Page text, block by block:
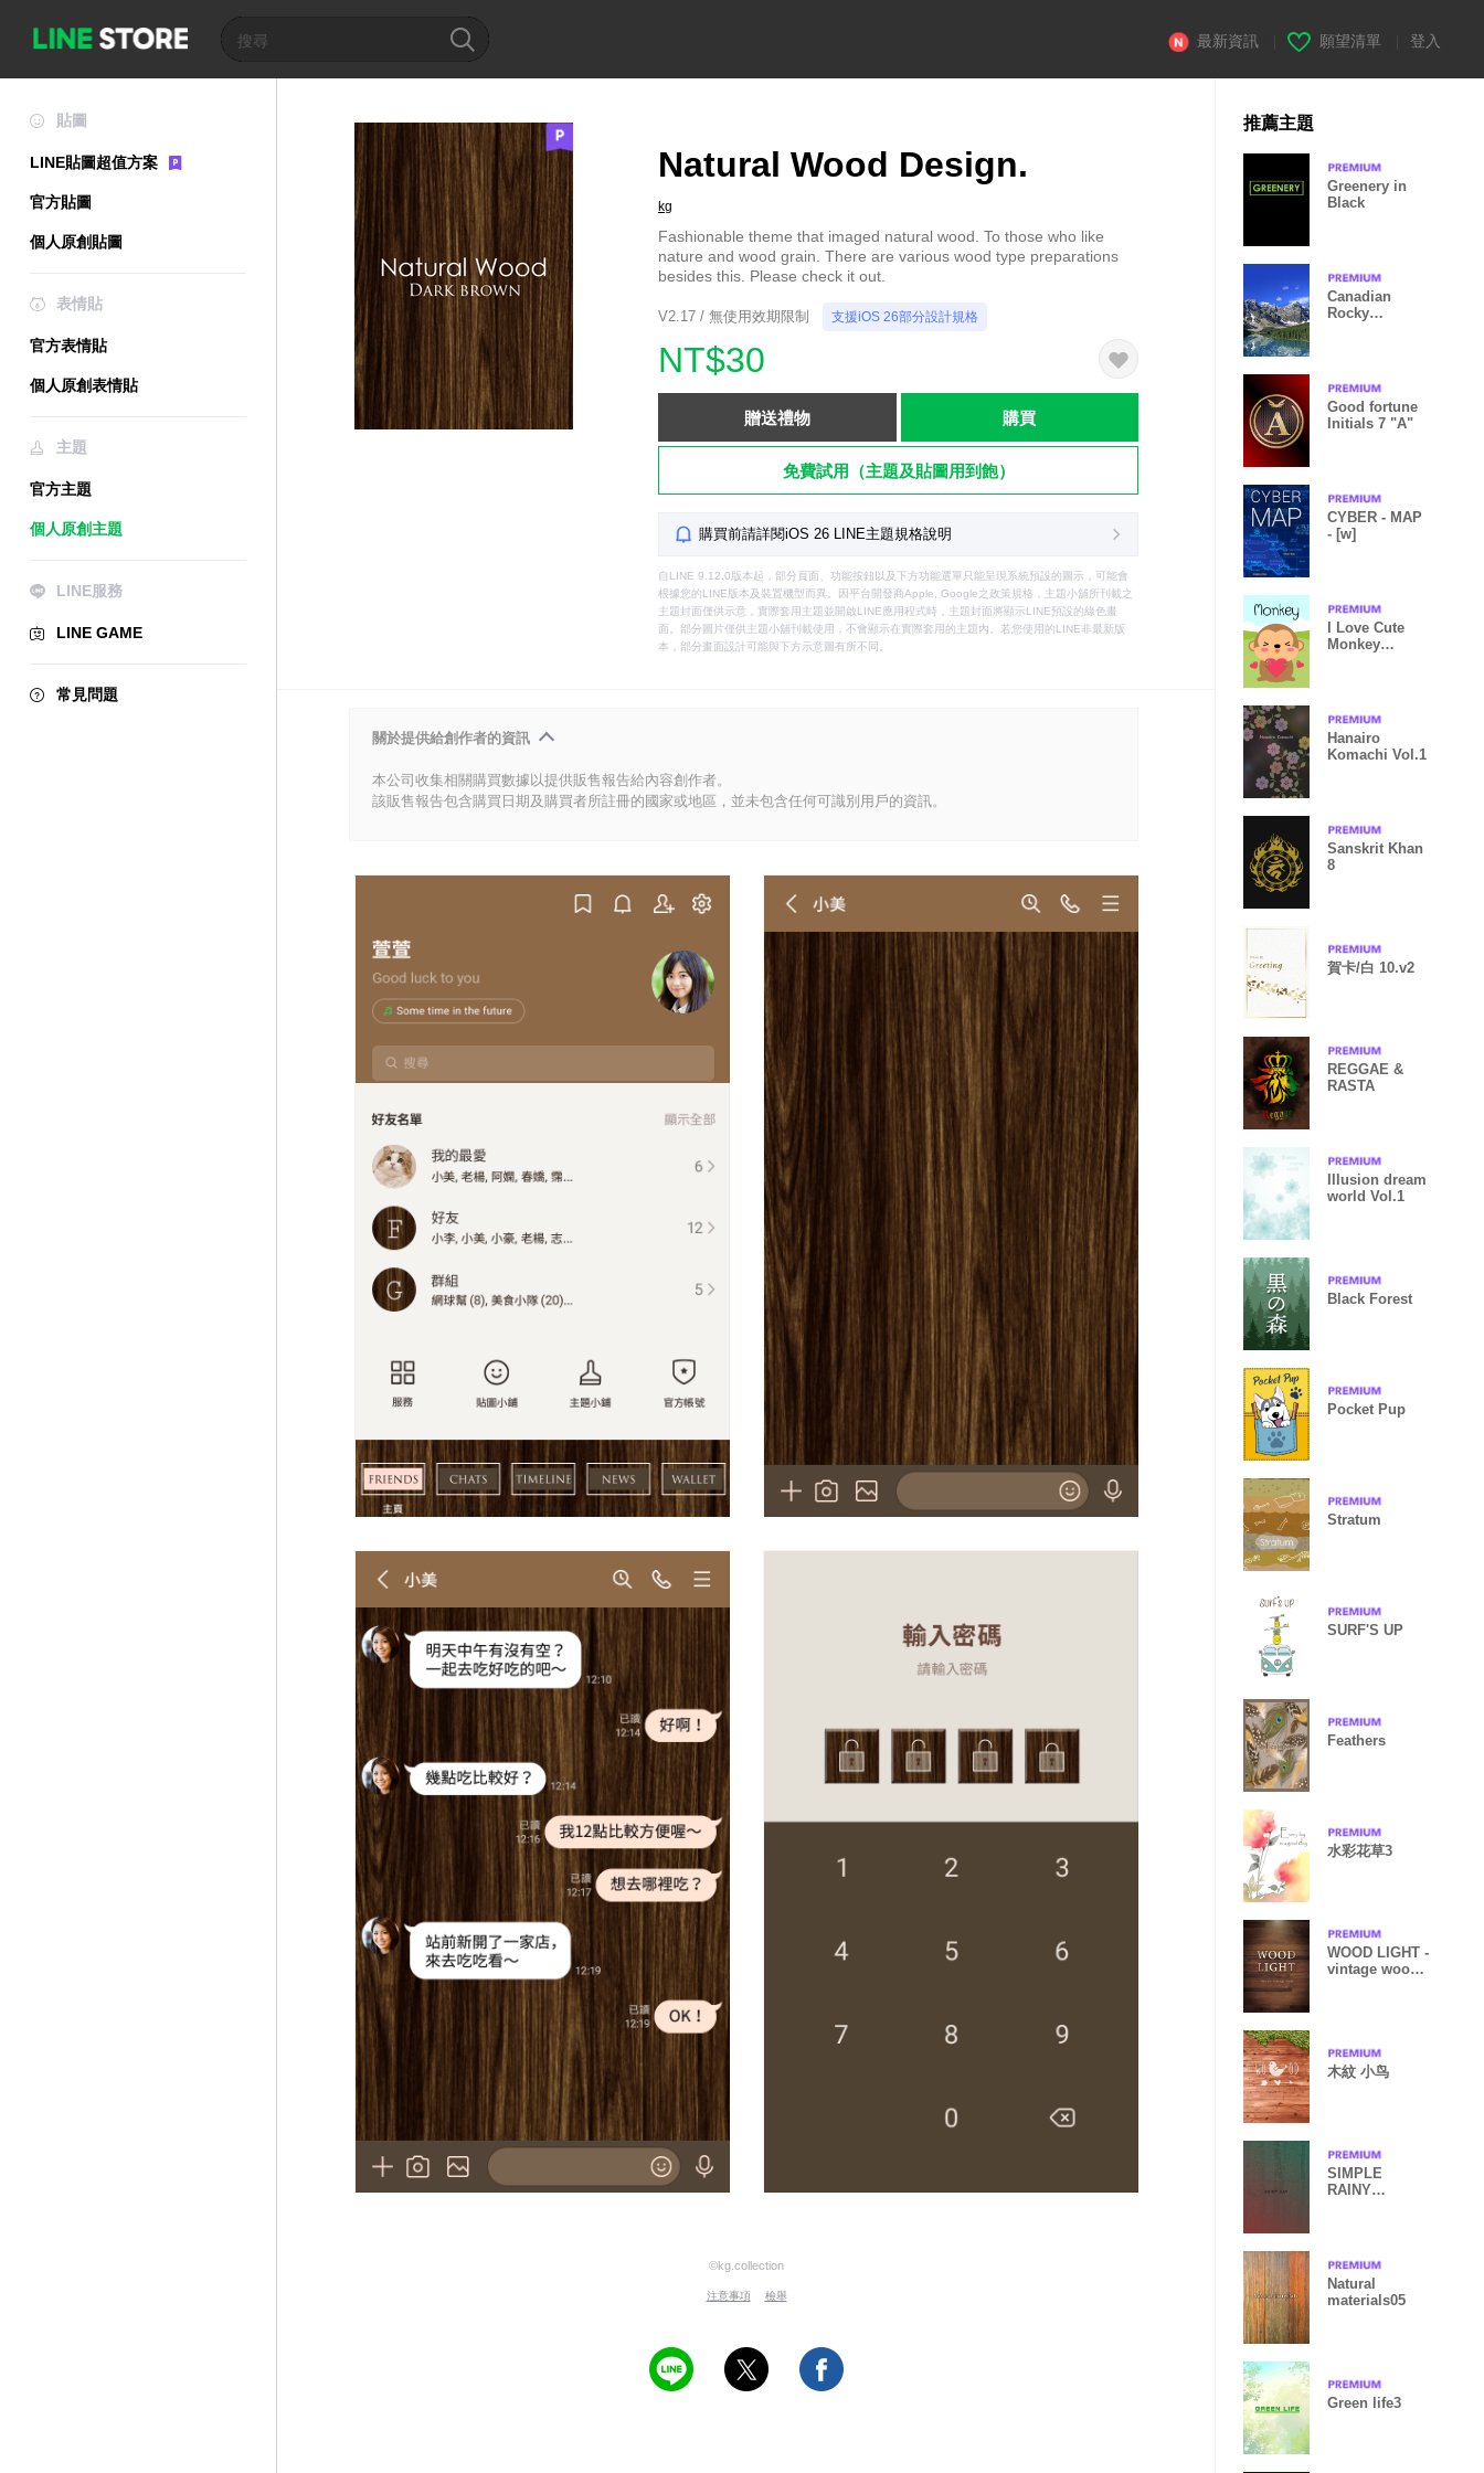
最新資訊 願望清單 登入
貼圖
LINE貼圖超值方案
官方貼圖
個人原創貼圖
表情貼
官方表情貼
個人原創表情貼
主題
官方主題
個人原創主題
LINE服務
LINE GAME
常見問題
Natural Wood Design.
kg
Fashionable theme that imaged natural wood. To those who like
nature and wood grain. There are various wood type preparations
besides this. Please check it out.
V2.17 / 無使用效期限制 支援iOS 26部分設計規格
NT$30
贈送禮物 購買
免費試用（主題及貼圖用到飽）
購買前請詳閱iOS 26 LINE主題規格說明
自LINE 9.12.0版本起，部分頁面、功能按鈕以及下方功能選單只能呈現系統預設的圖示，可能會
根據您的LINE版本及裝置機型而異。因平台開發商Apple, Google之政策規格，主題小舖所刊載之
主題封面僅供示意，實際套用主題並開啟LINE應用程式時，主題封面將顯示LINE預設的綠色畫
面。部分圖片僅供主題小舖刊載使用，不會顯示在實際套用的主題內。若您使用的LINE非最新版
本，部分畫面設計可能與下方示意圖有所不同。
關於提供給創作者的資訊
本公司收集相關購買數據以提供販售報告給內容創作者。
該販售報告包含購買日期及購買者所註冊的國家或地區，並未包含任何可識別用戶的資訊。
©kg.collection
注意事項 檢舉
推薦主題
Greenery in
Black
Canadian
Rocky
Good fortune
Initials 7 "A"
CYBER - MAP
- [w]
I Love Cute
Monkey
Hanairo
Komachi Vol.1
Sanskrit Khan
8
賀卡/白 10.v2
REGGAE &
RASTA
Illusion dream
world Vol.1
Black Forest
Pocket Pup
Stratum
SURF'S UP
Feathers
水彩花草3
WOOD LIGHT -
vintage wood-
木紋 小鸟
SIMPLE
RAINY
Natural
materials05
Green life3